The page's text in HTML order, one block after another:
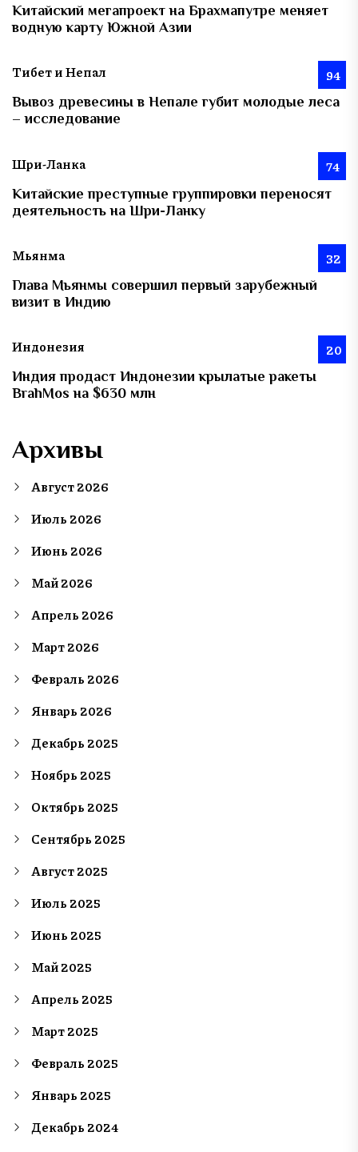
Китайский мегапроект на Брахмапутре меняет
водную карту Южной Азии
Тибет и Непал 94
Вывоз древесины в Непале губит молодые леса
– исследование
Шри-Ланка 74
Китайские преступные группировки переносят
деятельность на Шри-Ланку
Мьянма 32
Глава Мьянмы совершил первый зарубежный
визит в Индию
Индонезия 20
Индия продаст Индонезии крылатые ракеты
BrahMos на $630 млн
Архивы
Август 2026
Июль 2026
Июнь 2026
Май 2026
Апрель 2026
Март 2026
Февраль 2026
Январь 2026
Декабрь 2025
Ноябрь 2025
Октябрь 2025
Сентябрь 2025
Август 2025
Июль 2025
Июнь 2025
Май 2025
Апрель 2025
Март 2025
Февраль 2025
Январь 2025
Декабрь 2024